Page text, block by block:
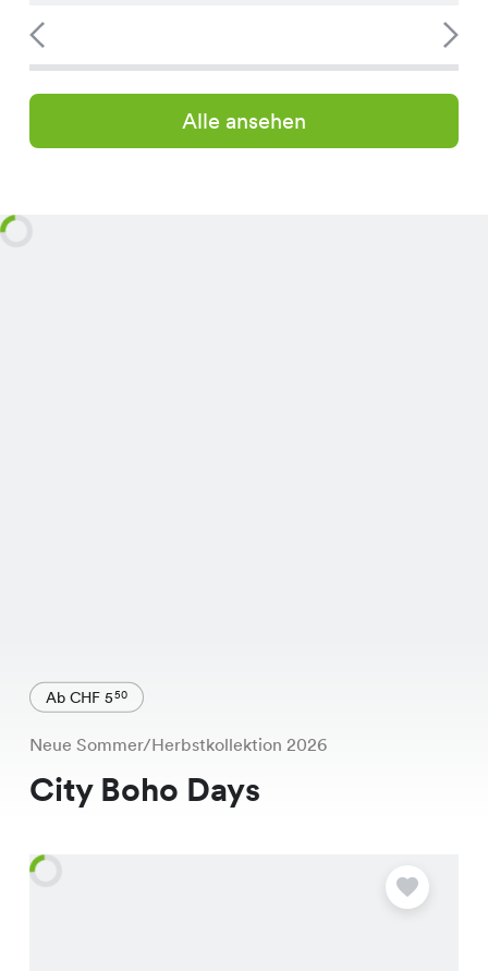
Alle ansehen
Ab CHF 550
Neue Sommer/Herbstkollektion 2026
City Boho Days